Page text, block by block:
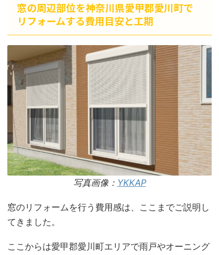
窓の周辺部位を神奈川県愛甲郡愛川町で
リフォームする費用目安と工期
写真画像： YKKAP
窓のリフォームを行う費用感は、ここまでご説明し
てきました。
ここからは愛甲郡愛川町エリアで雨戸やオーニング